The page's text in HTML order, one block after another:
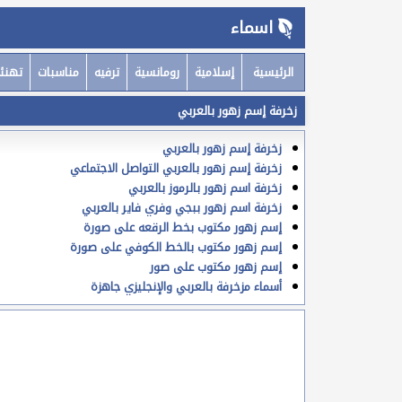
اسماء
الرئيسية إسلامية رومانسية ترفيه مناسبات
زخرفة إسم زهور بالعربي
زخرفة إسم زهور بالعربي
زخرفة إسم زهور بالعربي التواصل الاجتماعي
زخرفة اسم زهور بالرموز بالعربي
زخرفة اسم زهور ببجي وفري فاير بالعربي
إسم زهور مكتوب بخط الرقعه على صورة
إسم زهور مكتوب بالخط الكوفي على صورة
إسم زهور مكتوب على صور
أسماء مزخرفة بالعربي والإنجليزي جاهزة